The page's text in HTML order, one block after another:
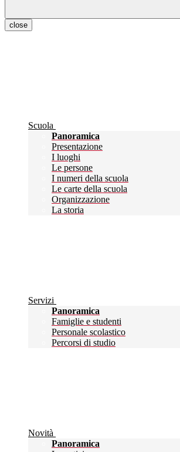
close
Scuola
Panoramica
Presentazione
I luoghi
Le persone
I numeri della scuola
Le carte della scuola
Organizzazione
La storia
Servizi
Panoramica
Famiglie e studenti
Personale scolastico
Percorsi di studio
Novità
Panoramica